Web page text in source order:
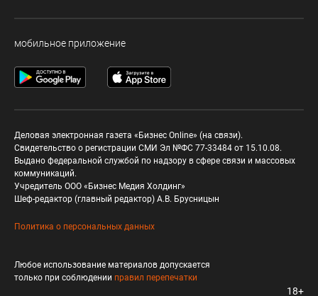
мобильное приложение
Деловая электронная газета «Бизнес Online» (на связи).
Свидетельство о регистрации СМИ Эл №ФС 77-33484 от 15.10.08.
Выдано федеральной службой по надзору в сфере связи и массовых
коммуникаций.
Учредитель ООО «Бизнес Медия Холдинг»
Шеф-редактор (главный редактор) А.В. Брусницын
Политика о персональных данных
Любое использование материалов допускается
только при соблюдении правил перепечатки
18+